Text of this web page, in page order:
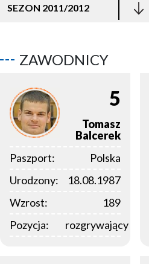
SEZON 2011/2012
ZAWODNICY
5
Tomasz
Balcerek
Paszport:
Polska
Urodzony:
18.08.1987
Wzrost:
189
Pozycja:
rozgrywający